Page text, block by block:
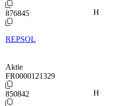
876845
REPSOL
H
Aktie
FR0000121329
850842 H